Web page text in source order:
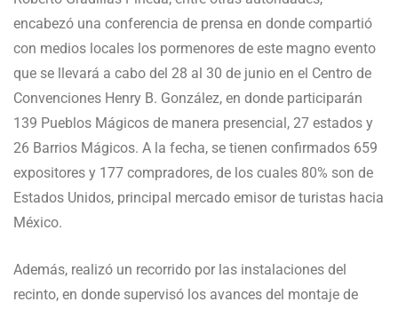
encabezó una conferencia de prensa en donde compartió
con medios locales los pormenores de este magno evento
que se llevará a cabo del 28 al 30 de junio en el Centro de
Convenciones Henry B. González, en donde participarán
139 Pueblos Mágicos de manera presencial, 27 estados y
26 Barrios Mágicos. A la fecha, se tienen confirmados 659
expositores y 177 compradores, de los cuales 80% son de
Estados Unidos, principal mercado emisor de turistas hacia
México.
Además, realizó un recorrido por las instalaciones del
recinto, en donde supervisó los avances del montaje de